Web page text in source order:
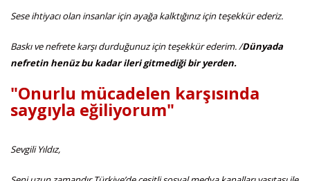
Sese ihtiyacı olan insanlar için ayağa kalktığınız için teşekkür ederiz.
Baskı ve nefrete karşı durduğunuz için teşekkür ederim. /Dünyada
nefretin henüz bu kadar ileri gitmediği bir yerden.
"Onurlu mücadelen karşısında
saygıyla eğiliyorum"
Sevgili Yıldız,